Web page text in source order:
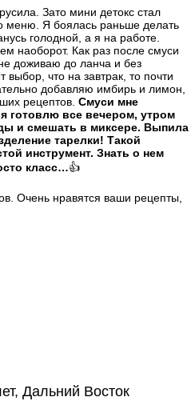
Зато мини детокс стал
меню. Я боялась раньше делать
голодной, а я на работе.
наоборот. Как раз после смуси
доживаю до ланча и без
выбор, что на завтрак, то почти
добавляю имбирь и лимон,
рецептов. Смуси мне
готовлю все вечером, утром
и смешать в миксере. Выпила
тарелки! Такой
инструмент. Знать о нем
класс…👍
Очень нравятся ваши рецепты,
Дальний Восток